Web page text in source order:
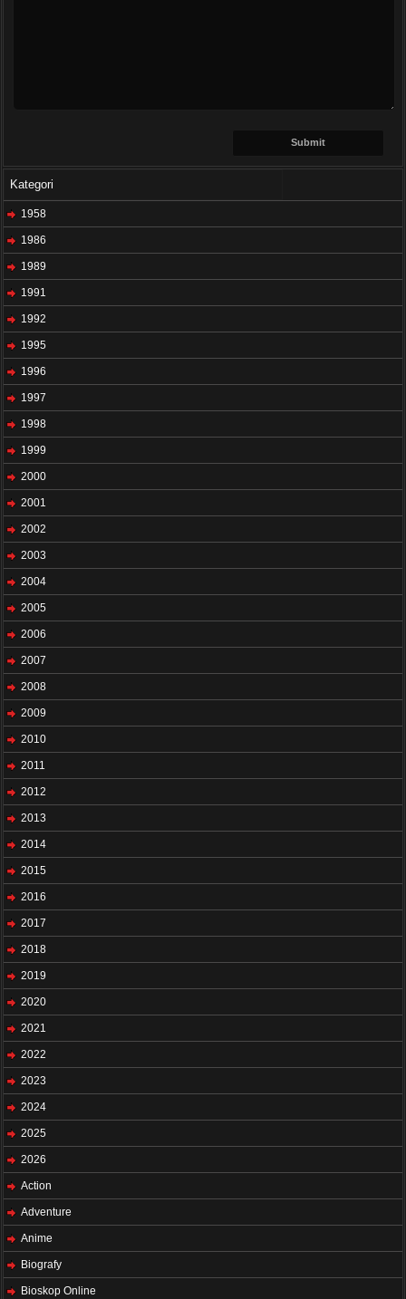
Kategori
1958
1986
1989
1991
1992
1995
1996
1997
1998
1999
2000
2001
2002
2003
2004
2005
2006
2007
2008
2009
2010
2011
2012
2013
2014
2015
2016
2017
2018
2019
2020
2021
2022
2023
2024
2025
2026
Action
Adventure
Anime
Biografy
Bioskop Online